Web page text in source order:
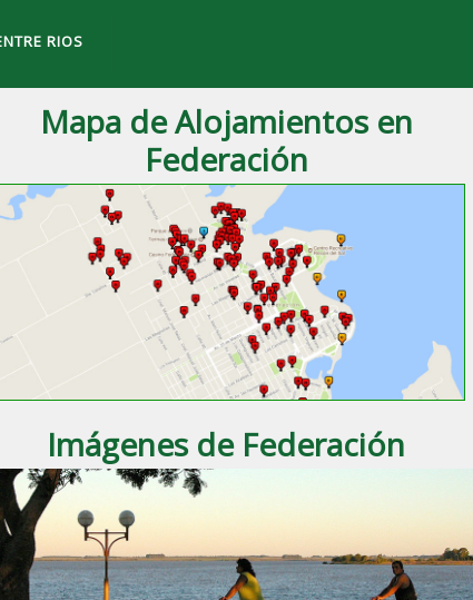
RIOS
, Entre Ríos.
Mapa de Alojamientos en
Federación
Imágenes de Federación